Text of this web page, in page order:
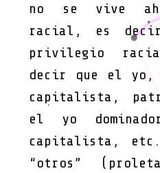
no se vive
racial, es
privilegio
decir que el
capitalista,
el yo
capitalista, etc.
“otros”